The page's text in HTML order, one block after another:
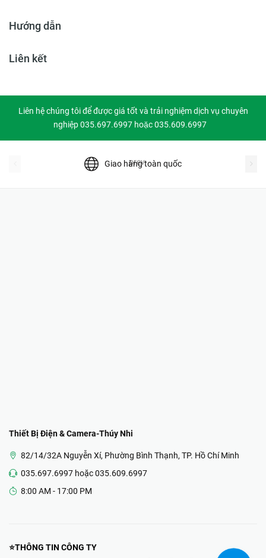
Hướng dẫn
Liên kết
Liên hệ chúng tôi để được giá tốt và trải nghiệm dịch vụ chuyên
nghiệp 035.697.6997 hoặc 035.609.6997
Giao hàng toàn quốc
prev
Thiết Bị Điện & Camera-Thúy Nhi
82/14/32A Nguyễn Xí, Phường Bình Thạnh, TP. Hồ Chí Minh
035.697.6997 hoặc 035.609.6997
8:00 AM - 17:00 PM
⭐THÔNG TIN CÔNG TY